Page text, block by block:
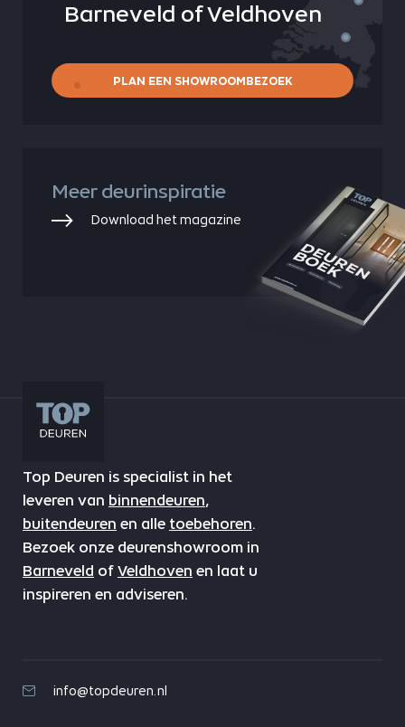
Meer deurinspiratie
Download het magazine
Barneveld of Veldhoven
PLAN EEN SHOWROOMBEZOEK
Top Deuren is specialist in het
leveren van binnendeuren,
buitendeuren en alle toebehoren.
Bezoek onze deurenshowroom in
Barneveld of Veldhoven en laat u
inspireren en adviseren.
info@topdeuren.nl